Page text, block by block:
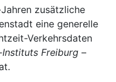
zusätzliche
eine generelle
Verkehrsdaten
Instituts Freiburg –